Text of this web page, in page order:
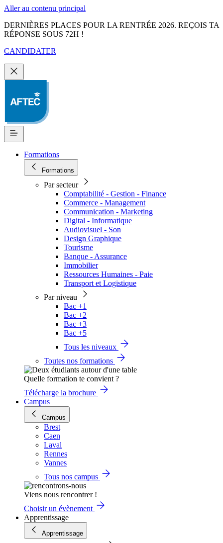
Aller au contenu principal
DERNIÈRES PLACES POUR LA RENTRÉE 2026. REÇOIS TA
RÉPONSE SOUS 72H !
CANDIDATER
Formations
Formations
Par secteur
Comptabilité - Gestion - Finance
Commerce - Management
Communication - Marketing
Digital - Informatique
Audiovisuel - Son
Design Graphique
Tourisme
Banque - Assurance
Immobilier
Ressources Humaines - Paie
Transport et Logistique
Par niveau
Bac +1
Bac +2
Bac +3
Bac +5
Tous les niveaux
Toutes nos formations
Quelle formation te convient ?
Télécharge la brochure
Campus
Campus
Brest
Caen
Laval
Rennes
Vannes
Tous nos campus
Viens nous rencontrer !
Choisir un évènement
Apprentissage
Apprentissage